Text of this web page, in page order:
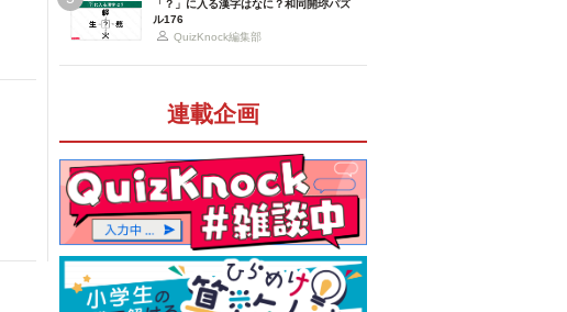
「？」に入る漢字はなに？和同開珎パズ
ル176
QuizKnock編集部
連載企画